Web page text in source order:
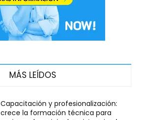
MÁS LEÍDOS
Capacitación y profesionalización:
crece la formación técnica para